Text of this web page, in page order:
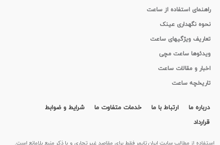
راهنمای استفاده از ساعت
نحوه نگهداری عینک
تعاریف ویژگیهای ساعت
ویدئوها ساعت مچی
اخبار و مقالات ساعت
تاریخچه ساعت
درباره ما ارتباط با ما خدمات متفاوت ما
شرایط و ضوابط
قرارداد
استفاده از مطالب سايت ایران تایمر فقط برای مقاصد غیر تجاری و با ذکر منبع بلامانع است.